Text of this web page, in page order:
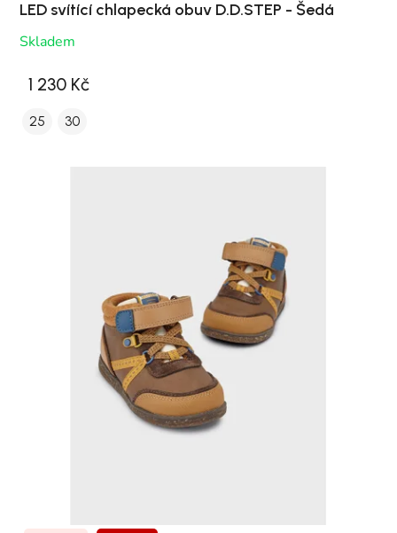
LED svítící chlapecká obuv D.D.STEP - Šedá
Skladem
1 230 Kč
25 30